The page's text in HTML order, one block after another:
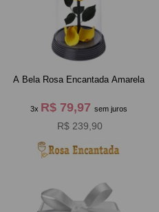
A Bela Rosa Encantada Amarela
3x R$ 79,97 sem juros
R$ 239,90